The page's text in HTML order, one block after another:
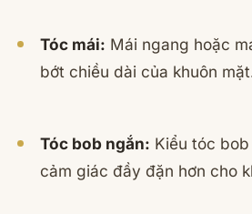
Tóc mái: Mái ngang hoặc
bớt chiều dài của khuôn
Tóc bob ngắn: Kiểu tóc
cảm giác đầy đặn hơn cho